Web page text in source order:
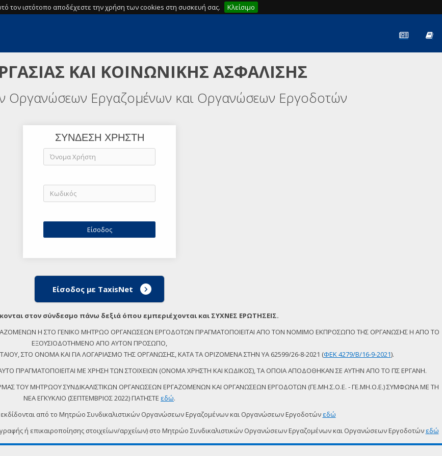
τον ιστότοπο αποδέχεστε την χρήση των cookies στη συσκευή σας. Κλείσιμο
ΚΑΙ ΚΟΙΝΩΝΙΚΗΣ ΑΣΦΑΛΙΣΗΣ
Οργανώσεων Εργαζομένων και Οργανώσεων Εργοδοτών
ΣΥΝΔΕΣΗ ΧΡΗΣΤΗ
Είσοδος με TaxisNet
στον σύνδεσμο πάνω δεξιά όπου εμπεριέχονται και ΣΥΧΝΕΣ ΕΡΩΤΗΣΕΙΣ.
Η ΣΤΟ ΓΕΝΙΚΟ ΜΗΤΡΩΟ ΟΡΓΑΝΩΣΕΩΝ ΕΡΓΟΔΟΤΩΝ ΠΡΑΓΜΑΤΟΠΟΙΕΙΤΑΙ ΑΠΟ ΤΟΝ ΝΟΜΙΜΟ ΕΚΠΡΟΣΩΠΟ ΤΗΣ ΟΡΓΑΝΩΣΗΣ Η ΑΠΟ ΤΟ
ΕΞΟΥΣΙΟΔΟΤΗΜΕΝΟ ΑΠΟ ΑΥΤΟΝ ΠΡΟΣΩΠΟ,
ΣΤΟ ΟΝΟΜΑ ΚΑΙ ΓΙΑ ΛΟΓΑΡΙΑΣΜΟ ΤΗΣ ΟΡΓΑΝΩΣΗΣ, ΚΑΤΑ ΤΑ ΟΡΙΖΟΜΕΝΑ ΣΤΗΝ ΥΑ 62599/26-8-2021 (ΦΕΚ 4279/Β/16-9-2021).
ΠΡΑΓΜΑΤΟΠΟΙΕΙΤΑΙ ΜΕ ΧΡΗΣΗ ΤΩΝ ΣΤΟΙΧΕΙΩΝ (ΟΝΟΜΑ ΧΡΗΣΤΗ ΚΑΙ ΚΩΔΙΚΟΣ), ΤΑ ΟΠΟΙΑ ΑΠΟΔΟΘΗΚΑΝ ΣΕ ΑΥΤΗΝ ΑΠΟ ΤΟ ΠΣ ΕΡΓΑΝΗ.
ΤΟΥ ΜΗΤΡΩΟΥ ΣΥΝΔΙΚΑΛΙΣΤΙΚΩΝ ΟΡΓΑΝΩΣΕΩΝ ΕΡΓΑΖΟΜΕΝΩΝ ΚΑΙ ΟΡΓΑΝΩΣΕΩΝ ΕΡΓΟΔΟΤΩΝ (ΓΕ.ΜΗ.Σ.Ο.Ε. - ΓΕ.ΜΗ.Ο.Ε.) ΣΥΜΦΩΝΑ ΜΕ ΤΗ
ΝΕΑ ΕΓΚΥΚΛΙΟ (ΣΕΠΤΕΜΒΡΙΟΣ 2022) ΠΑΤΗΣΤΕ εδώ.
από το Μητρώο Συνδικαλιστικών Οργανώσεων Εργαζομένων και Οργανώσεων Εργοδοτών εδώ
ή επικαιροποίησης στοιχείων/αρχείων) στο Μητρώο Συνδικαλιστικών Οργανώσεων Εργαζομένων και Οργανώσεων Εργοδοτών εδώ